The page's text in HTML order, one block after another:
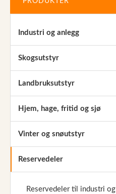
Hjem, hage, fritid og sjø
Vinter og snøutstyr
Tilbud
Aktuelt
Industri og anlegg
Skogsutstyr
Landbruksutstyr
Hjem, hage, fritid og sjø
Vinter og snøutstyr
Reservedeler
Reservedeler til industri og